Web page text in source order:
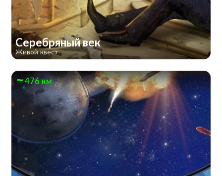
Серебряный век
Живой квест
476 км